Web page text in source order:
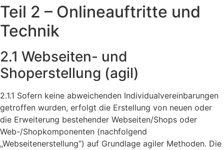
Teil 2 – Onlineauftritte und
Technik
2.1 Webseiten- und
Shoperstellung (agil)
2.1.1 Sofern keine abweichenden Individualvereinbarungen
getroffen wurden, erfolgt die Erstellung von neuen oder
die Erweiterung bestehender Webseiten/Shops oder
Web-/Shopkomponenten (nachfolgend
„Webseitenerstellung“) auf Grundlage agiler Methoden. Die